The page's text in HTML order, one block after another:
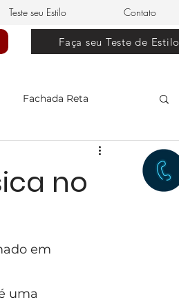
Teste seu Estilo Contato
Faça seu Teste de Estilo
Fachada Reta
no
em
uma